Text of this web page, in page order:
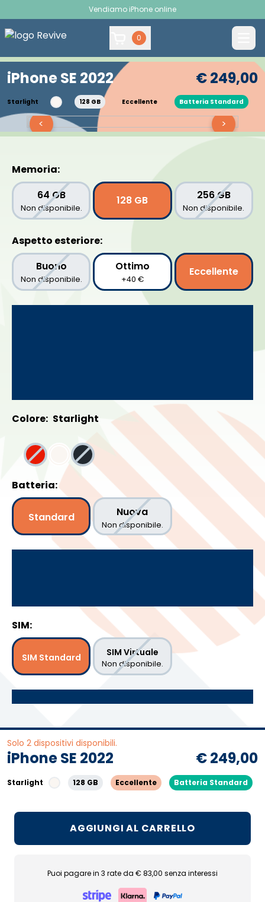
Vendiamo iPhone online
0
iPhone SE 2022 € 249,00
Starlight 128 GB Eccellente Batteria Standard
>
<
Memoria:
64 GB
Non disponibile.
128 GB 256 GB
Non disponibile.
Aspetto esteriore:
Buono
Non disponibile.
Ottimo
+40 €
Eccellente
Colore: Starlight
Batteria:
Standard Nuova
Non disponibile.
SIM:
SIM Standard SIM Virtuale
Non disponibile.
Solo 2 dispositivi disponibili.
iPhone SE 2022 € 249,00
Starlight 128 GB Eccellente Batteria Standard
AGGIUNGI AL CARRELLO
Puoi pagare in 3 rate da € 83,00 senza interessi